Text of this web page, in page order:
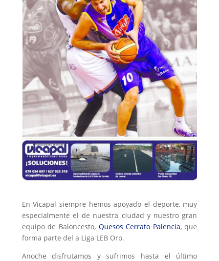
En Vicapal siempre hemos apoyado el deporte, muy
especialmente el de nuestra ciudad y nuestro gran
equipo de Baloncesto, Quesos Cerrato Palencia, que
forma parte del a Liga LEB Oro.
Anoche disfrutamos y sufrimos hasta el último